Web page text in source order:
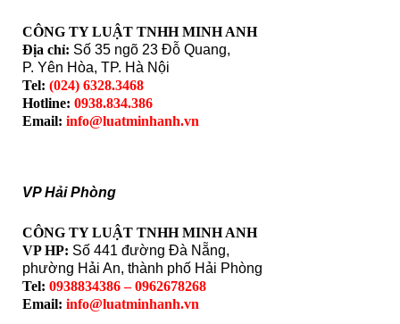
CÔNG TY LUẬT TNHH MINH ANH
Địa chỉ: Số 35 ngõ 23 Đỗ Quang,
P. Yên Hòa, TP. Hà Nội
Tel: (024) 6328.3468
Hotline: 0938.834.386
Email: info@luatminhanh.vn
VP Hải Phòng
CÔNG TY LUẬT TNHH MINH ANH
VP HP: Số 441 đường Đà Nẵng,
phường Hải An, thành phố Hải Phòng
Tel: 0938834386 – 0962678268
Email: info@luatminhanh.vn